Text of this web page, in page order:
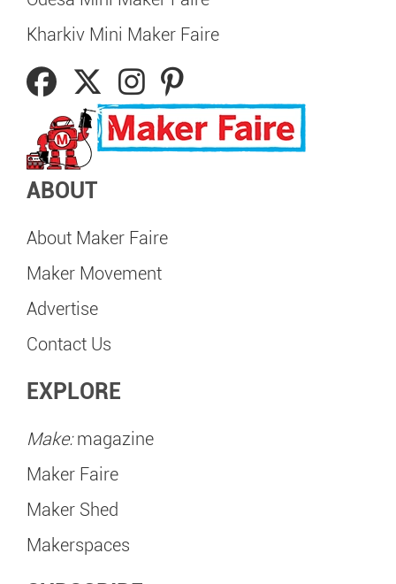
Kharkiv Mini Maker Faire
ABOUT
About Maker Faire
Maker Movement
Advertise
Contact Us
EXPLORE
Make:magazine
Maker Faire
Maker Shed
Makerspaces